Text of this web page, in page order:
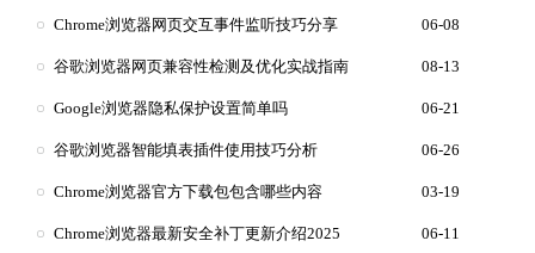
Chrome浏览器网页交互事件监听技巧分享 06-08
谷歌浏览器网页兼容性检测及优化实战指南 08-13
Google浏览器隐私保护设置简单吗 06-21
谷歌浏览器智能填表插件使用技巧分析 06-26
Chrome浏览器官方下载包包含哪些内容 03-19
Chrome浏览器最新安全补丁更新介绍2025 06-11